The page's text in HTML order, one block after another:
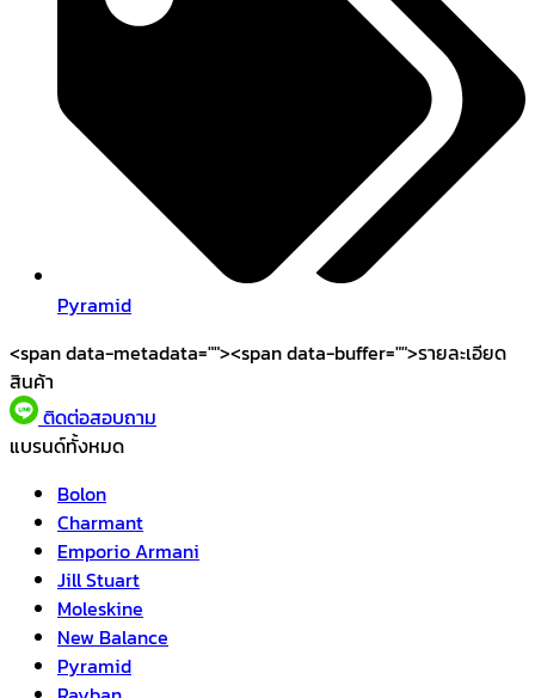
Pyramid
<span data-metadata=""><span data-buffer="">รายละเอียด
สินค้า
ติดต่อสอบถาม
แบรนด์ทั้งหมด
Bolon
Charmant
Emporio Armani
Jill Stuart
Moleskine
New Balance
Pyramid